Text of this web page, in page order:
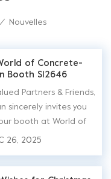
/ Nouvelles
of Concrete-
Booth S12646
Partners & Friends,
sincerely invites you
booth at World of
2026. Exhibits:
Convention Center
26, 2025